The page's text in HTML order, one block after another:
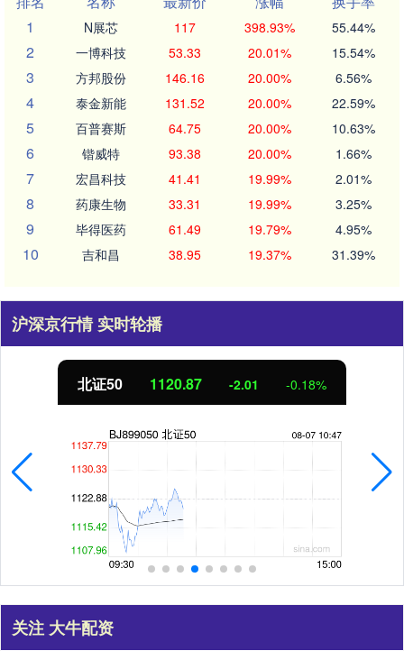
1
N展芯 117 398.93% 55.44%
2 一博科技 53.33 20.01% 15.54%
3 方邦股份 146.16 20.00% 6.56%
4 泰金新能 131.52 20.00% 22.59%
5 百普赛斯 64.75 20.00% 10.63%
6 锴威特 93.38 20.00% 1.66%
7 宏昌科技 41.41 19.99% 2.01%
8 药康生物 33.31 19.99% 3.25%
9 毕得医药 61.49 19.79% 4.95%
10 吉和昌 38.95 19.37% 31.39%
沪深京行情 实时轮播
北证50 1120.73 -2.14 -0.19%
关注 大牛配资